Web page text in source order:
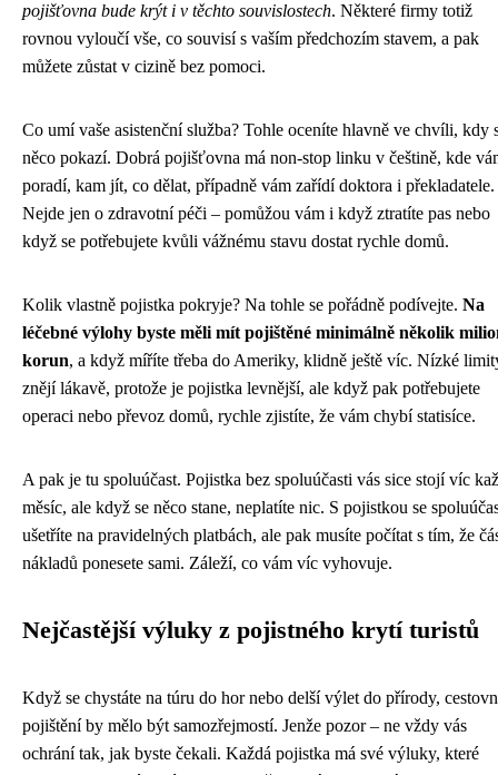
pojišťovna bude krýt i v těchto souvislostech. Některé firmy totiž
rovnou vyloučí vše, co souvisí s vaším předchozím stavem, a pak
můžete zůstat v cizině bez pomoci.
Co umí vaše asistenční služba? Tohle oceníte hlavně ve chvíli, kdy
něco pokazí. Dobrá pojišťovna má non-stop linku v češtině, kde
poradí, kam jít, co dělat, případně vám zařídí doktora i překladatele.
Nejde jen o zdravotní péči – pomůžou vám i když ztratíte pas nebo
když se potřebujete kvůli vážnému stavu dostat rychle domů.
Kolik vlastně pojistka pokryje? Na tohle se pořádně podívejte. Na
léčebné výlohy byste měli mít pojištěné minimálně několik
korun, a když míříte třeba do Ameriky, klidně ještě víc. Nízké
znějí lákavě, protože je pojistka levnější, ale když pak potřebujete
operaci nebo převoz domů, rychle zjistíte, že vám chybí statisíce.
A pak je tu spoluúčast. Pojistka bez spoluúčasti vás sice stojí víc
měsíc, ale když se něco stane, neplatíte nic. S pojistkou se
ušetříte na pravidelných platbách, ale pak musíte počítat s tím, že
nákladů ponesete sami. Záleží, co vám víc vyhovuje.
Nejčastější výluky z pojistného krytí turistů
Když se chystáte na túru do hor nebo delší výlet do přírody,
pojištění by mělo být samozřejmostí. Jenže pozor – ne vždy vás
ochrání tak, jak byste čekali. Každá pojistka má své výluky, které